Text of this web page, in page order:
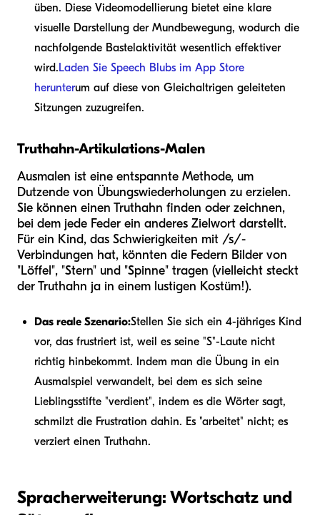
üben. Diese Videomodellierung bietet eine klare
visuelle Darstellung der Mundbewegung, wodurch die
nachfolgende Bastelaktivität wesentlich effektiver
wird.Laden Sie Speech Blubs im App Store
herunterum auf diese von Gleichaltrigen geleiteten
Sitzungen zuzugreifen.
Truthahn-Artikulations-Malen
Ausmalen ist eine entspannte Methode, um
Dutzende von Übungswiederholungen zu erzielen.
Sie können einen Truthahn finden oder zeichnen,
bei dem jede Feder ein anderes Zielwort darstellt.
Für ein Kind, das Schwierigkeiten mit /s/-
Verbindungen hat, könnten die Federn Bilder von
"Löffel", "Stern" und "Spinne" tragen (vielleicht steckt
der Truthahn ja in einem lustigen Kostüm!).
Das reale Szenario:Stellen Sie sich ein 4-jähriges Kind
vor, das frustriert ist, weil es seine "S"-Laute nicht
richtig hinbekommt. Indem man die Übung in ein
Ausmalspiel verwandelt, bei dem es sich seine
Lieblingsstifte "verdient", indem es die Wörter sagt,
schmilzt die Frustration dahin. Es "arbeitet" nicht; es
verziert einen Truthahn.
Spracherweiterung: Wortschatz und